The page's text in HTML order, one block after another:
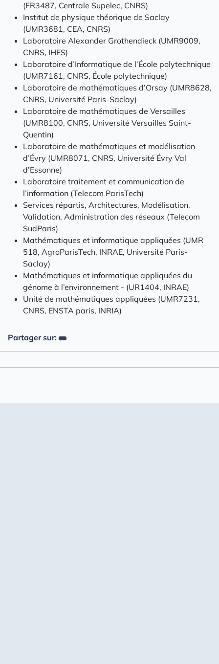
(FR3487, Centrale Supelec, CNRS)
Institut de physique théorique de Saclay
(UMR3681, CEA, CNRS)
Laboratoire Alexander Grothendieck (UMR9009,
CNRS, IHES)
Laboratoire d’Informatique de l’École polytechnique
(UMR7161, CNRS, École polytechnique)
Laboratoire de mathématiques d’Orsay (UMR8628,
CNRS, Université Paris-Saclay)
Laboratoire de mathématiques de Versailles
(UMR8100, CNRS, Université Versailles Saint-
Quentin)
Laboratoire de mathématiques et modélisation
d’Évry (UMR8071, CNRS, Université Évry Val
d’Essonne)
Laboratoire traitement et communication de
l’information (Telecom ParisTech)
Services répartis, Architectures, Modélisation,
Validation, Administration des réseaux (Telecom
SudParis)
Mathématiques et informatique appliquées (UMR
518, AgroParisTech, INRAE, Université Paris-
Saclay)
Mathématiques et informatique appliquées du
génome à l’environnement - (UR1404, INRAE)
Unité de mathématiques appliquées (UMR7231,
CNRS, ENSTA paris, INRIA)
Partager sur: